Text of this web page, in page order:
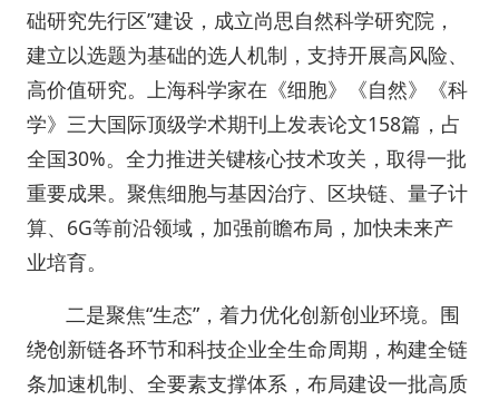
础研究先行区”建设，成立尚思自然科学研究院，
建立以选题为基础的选人机制，支持开展高风险、
高价值研究。上海科学家在《细胞》《自然》《科
学》三大国际顶级学术期刊上发表论文158篇，占
全国30%。全力推进关键核心技术攻关，取得一批
重要成果。聚焦细胞与基因治疗、区块链、量子计
算、6G等前沿领域，加强前瞻布局，加快未来产
业培育。
二是聚焦“生态”，着力优化创新创业环境。围
绕创新链各环节和科技企业全生命周期，构建全链
条加速机制、全要素支撑体系，布局建设一批高质